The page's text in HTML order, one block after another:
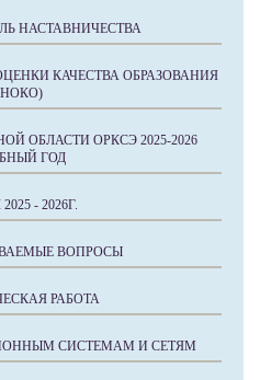
НАСТАВНИЧЕСТВА
КАЧЕСТВА ОБРАЗОВАНИЯ
ОБЛАСТИ ОРКСЭ 2025-2026
ГОД
- 2026Г.
ВОПРОСЫ
РАБОТА
СИСТЕМАМ И СЕТЯМ